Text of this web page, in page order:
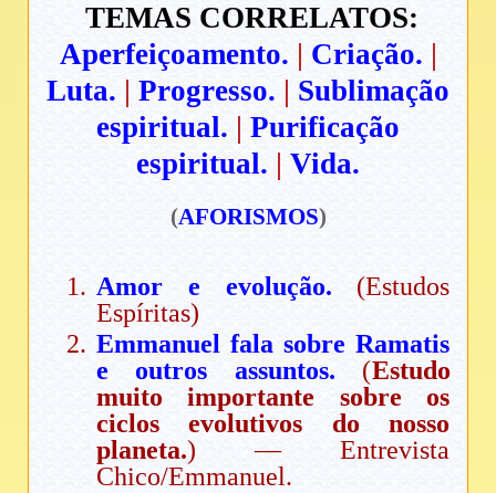
TEMAS CORRELATOS:
Aperfeiçoamento. | Criação. |
Luta. | Progresso. | Sublimação
espiritual. | Purificação
espiritual. | Vida.
(AFORISMOS)
Amor e evolução.
(Estudos
Espíritas)
Emmanuel fala sobre Ramatis
e outros assuntos. (Estudo
muito importante sobre os
ciclos evolutivos do nosso
planeta.) — Entrevista
Chico/Emmanuel.